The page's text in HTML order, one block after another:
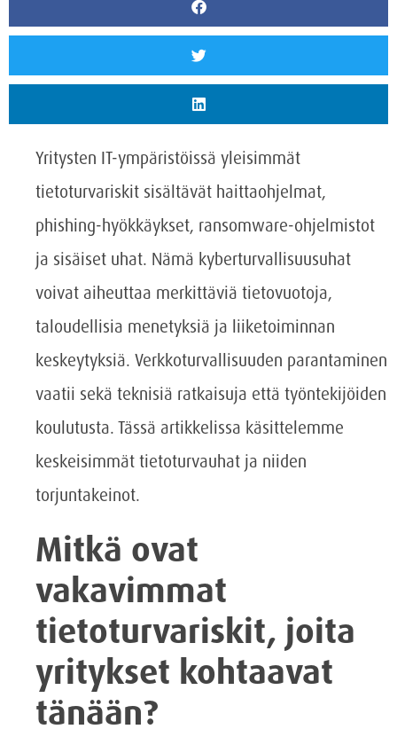
Yritysten IT-ympäristöissä yleisimmät
tietoturvariskit sisältävät haittaohjelmat,
phishing-hyökkäykset, ransomware-ohjelmistot
ja sisäiset uhat. Nämä kyberturvallisuusuhat
voivat aiheuttaa merkittäviä tietovuotoja,
taloudellisia menetyksiä ja liiketoiminnan
keskeytyksiä. Verkkoturvallisuuden parantaminen
vaatii sekä teknisiä ratkaisuja että työntekijöiden
koulutusta. Tässä artikkelissa käsittelemme
keskeisimmät tietoturvauhat ja niiden
torjuntakeinot.
Mitkä ovat
vakavimmat
tietoturvariskit, joita
yritykset kohtaavat
tänään?